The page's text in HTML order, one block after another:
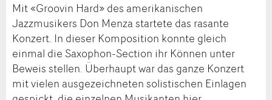
Mit «Groovin Hard» des amerikanischen
Jazzmusikers Don Menza startete das rasante
Konzert. In dieser Komposition konnte gleich
einmal die Saxophon-Section ihr Können unter
Beweis stellen. Überhaupt war das ganze Konzert
mit vielen ausgezeichneten solistischen Einlagen